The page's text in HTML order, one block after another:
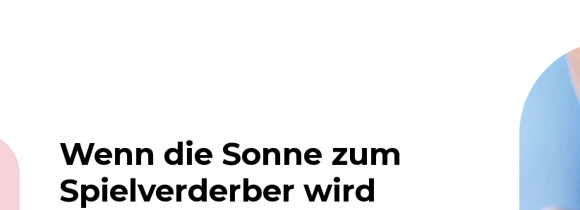
Wenn die Sonne zum
Spielverderber wird